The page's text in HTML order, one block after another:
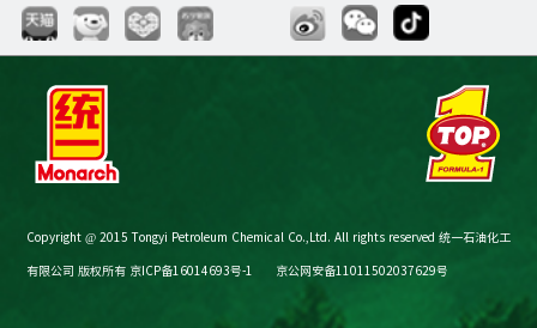
Copyright @ 2015 Tongyi Petroleum Chemical Co.,Ltd. All rights reserved 统一石油化工
有限公司 版权所有 京ICP备16014693号-1 京公网安备11011502037629号